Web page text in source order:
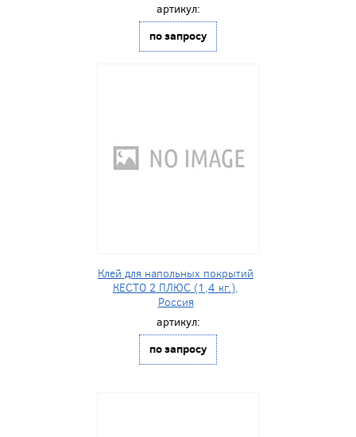
артикул:
по запросу
Клей для напольных покрытий
КЕСТО 2 ПЛЮС (1,4 кг.),
Россия
артикул:
по запросу